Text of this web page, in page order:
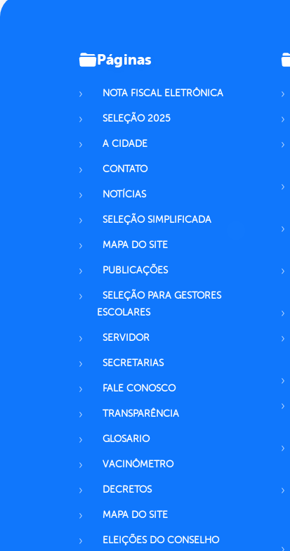
Páginas
NOTA FISCAL ELETRÔNICA
SELEÇÃO 2025
A CIDADE
CONTATO
NOTÍCIAS
SELEÇÃO SIMPLIFICADA
MAPA DO SITE
PUBLICAÇÕES
SELEÇÃO PARA GESTORES
ESCOLARES
SERVIDOR
SECRETARIAS
FALE CONOSCO
TRANSPARÊNCIA
GLOSARIO
VACINÔMETRO
DECRETOS
MAPA DO SITE
ELEIÇÕES DO CONSELHO